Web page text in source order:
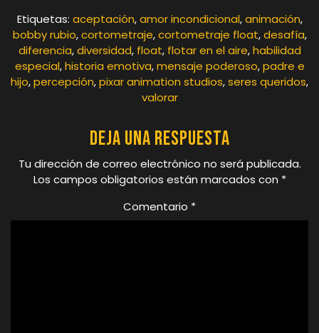
Etiquetas: aceptación,amor incondicional,animación,
bobby rubio,cortometraje,cortometraje float,desafía,
diferencia,diversidad, float, flotar en el aire,habilidad
especial,historia emotiva,mensaje poderoso,padre e
hijo,percepción,pixar animation studios,seres queridos,
valorar
Deja una respuesta
Tu dirección de correo electrónico no será publicada.
Los campos obligatorios están marcados con *
Comentario *